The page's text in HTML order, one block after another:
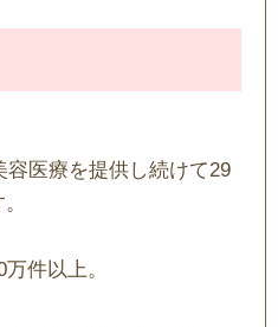
容医療を提供し続けて29
件以上。